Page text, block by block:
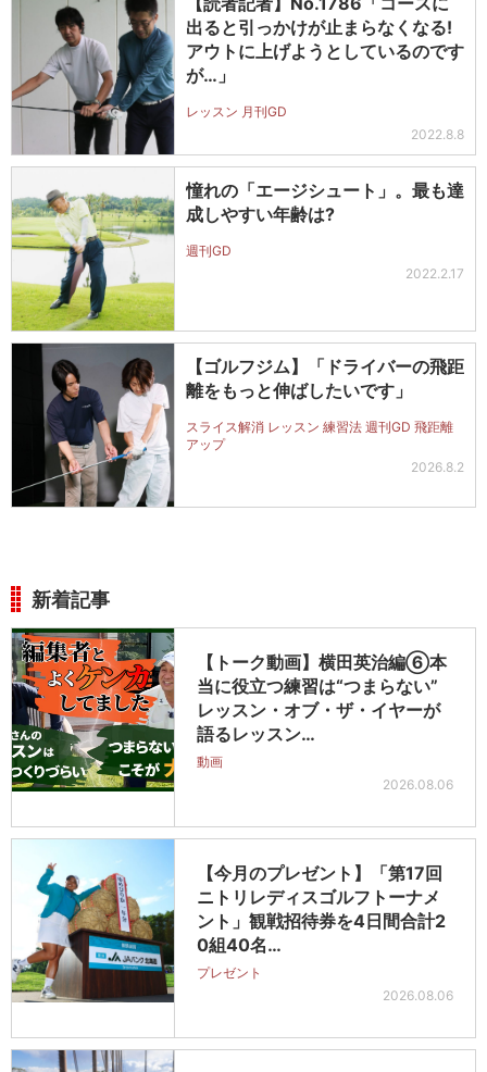
出ると引っかけが止まらなくなる!
アウトに上げようとしているのです
が…」
レッスン 月刊GD
2022.8.8
憧れの「エージシュート」。最も達
成しやすい年齢は?
週刊GD
2022.2.17
【ゴルフジム】「ドライバーの飛距
離をもっと伸ばしたいです」
スライス解消 レッスン 練習法 週刊GD 飛距離
アップ
2026.8.2
新着記事
【トーク動画】横田英治編⑥本
当に役立つ練習は“つまらない”
レッスン・オブ・ザ・イヤーが
語るレッスン…
動画
2026.08.06
【今月のプレゼント】「第17回
ニトリレディスゴルフトーナメ
ント」観戦招待券を4日間合計2
0組40名…
プレゼント
2026.08.06